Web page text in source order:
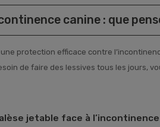
canine : que
protection efficace contre
de faire des lessives tous les jours,
jetable face à l’incontinence